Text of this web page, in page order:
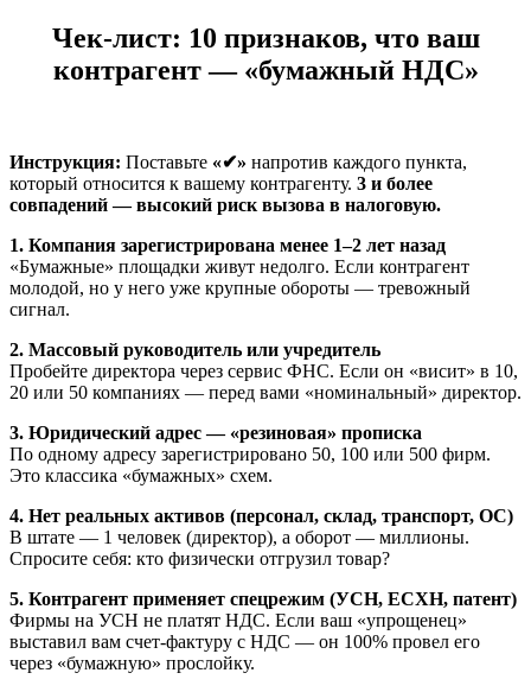
Чек-лист: 10 признаков, что ваш
контрагент — «бумажный НДС»
Инструкция: Поставьте «✔» напротив каждого пункта,
который относится к вашему контрагенту. 3 и более
совпадений — высокий риск вызова в налоговую.
1. Компания зарегистрирована менее 1–2 лет назад
«Бумажные» площадки живут недолго. Если контрагент
молодой, но у него уже крупные обороты — тревожный
сигнал.
2. Массовый руководитель или учредитель
Пробейте директора через сервис ФНС. Если он «висит» в 10,
20 или 50 компаниях — перед вами «номинальный» директор.
3. Юридический адрес — «резиновая» прописка
По одному адресу зарегистрировано 50, 100 или 500 фирм.
Это классика «бумажных» схем.
4. Нет реальных активов (персонал, склад, транспорт, ОС)
В штате — 1 человек (директор), а оборот — миллионы.
Спросите себя: кто физически отгрузил товар?
5. Контрагент применяет спецрежим (УСН, ЕСХН, патент)
Фирмы на УСН не платят НДС. Если ваш «упрощенец»
выставил вам счет-фактуру с НДС — он 100% провел его
через «бумажную» прослойку.